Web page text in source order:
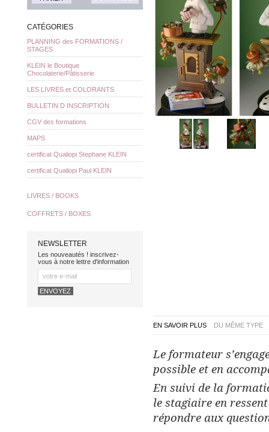
EN SAVOIR PLUS DU MÊME TYPE
Le formateur
possible et en
En suivi de la
le stagiaire en
répondre aux
CATÉGORIES
PLANNING des FORMATIONS /
STAGES
KLEIN le Boutique
Chocolaterie/Pâtisserie
LES LIVRES et COLORANTS
BULLETIN D INSCRIPTION
CGV des formations
MAPS
certificat Qualiopi Stephane KLEIN
certificat Qualiopi Paul KLEIN
LIVRES / BOOKS
COFFRETS / BOXES
NEWSLETTER
Les nouveautés ! inscrivez-
vous à notre lettre d'information